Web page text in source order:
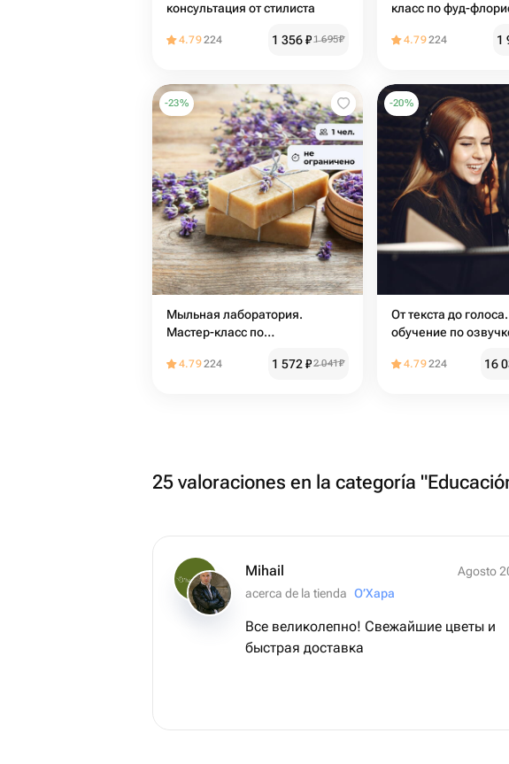
консультация от стилиста
4.79224 1 356₽1 695₽
класс по фуд-
4.79224 1
-23%
Мыльная лаборатория.
Мастер-класс по
4.79224 1 572₽2 041₽
-20%
От текста до
обучение по
4.79224 16
25 valoraciones en la categoría
Mihail
Agosto
acerca de la tienda О’Хара
Все великолепно! Свежайшие цветы и
быстрая доставка